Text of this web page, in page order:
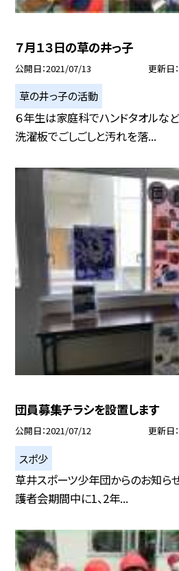
７月１３日の草の井っ子
公開日 2021/07/13 更新日
草の井っ子の活動
６年生は家庭科でハンドタオルな
洗濯板でごしごしと汚れを落...
団員募集チラシを設置します
公開日 2021/07/12 更新日
スポ少
草井スポーツ少年団からのお知ら
護者会期間中に1、2年...